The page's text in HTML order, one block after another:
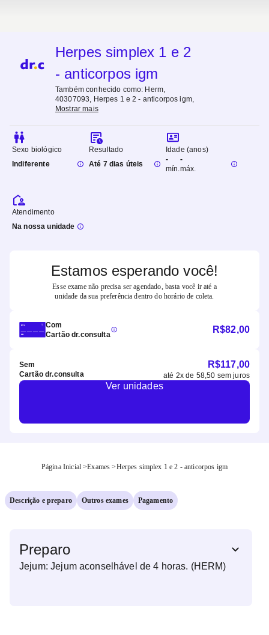
Herpes simplex 1 e 2
- anticorpos igm
Também conhecido como: Herm,
40307093, Herpes 1 e 2 - anticorpos igm,
Mostrar mais
Sexo biológico
Indiferente
Resultado
Até 7 dias úteis
Idade (anos)
-
mín.
-
máx.
Atendimento
Na nossa unidade
Estamos esperando você!
Esse exame não precisa ser agendado, basta você ir até a
unidade da sua preferência dentro do horário de coleta.
Com
Cartão dr.consulta
R$82,00
Sem
Cartão dr.consulta
R$117,00
até 2x de 58,50 sem juros
Ver unidades
Página Inicial >Exames >Herpes simplex 1 e 2 - anticorpos igm
Descrição e preparo Outros exames Pagamento
Preparo
Jejum: Jejum aconselhável de 4 horas. (HERM)